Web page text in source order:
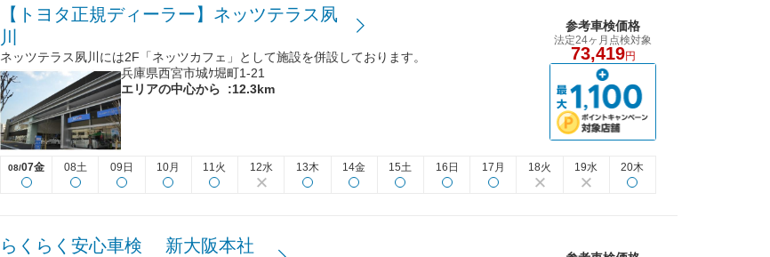
【トヨタ正規ディーラー】ネッツテラス夙
川
ネッツテラス夙川には2F「ネッツカフェ」として施設を併設しております。
兵庫県西宮市城ｹ堀町1-21
エリアの中心から
:12.3km
参考車検価格
法定24ヶ月点検対象
73,419円
08/07金 08土 09日 10月 11火 12水 13木 14金 15土 16日 17月 18火 19水 20木
らくらく安心車検 新大阪本社